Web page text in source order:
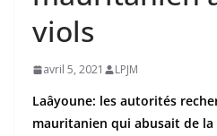
viols
avril 5, 2021 LPJM
Laâyoune: les autorités
mauritanien qui abusait de la